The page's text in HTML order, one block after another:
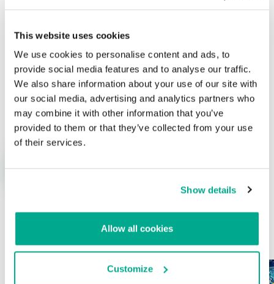
This website uses cookies
We use cookies to personalise content and ads, to
provide social media features and to analyse our traffic.
We also share information about your use of our site with
our social media, advertising and analytics partners who
may combine it with other information that you’ve
provided to them or that they’ve collected from your use
of their services.
Show details
Allow all cookies
Customize
Nombre* Correo electrónico*
ÚLTIMAS PUBLICACIONES